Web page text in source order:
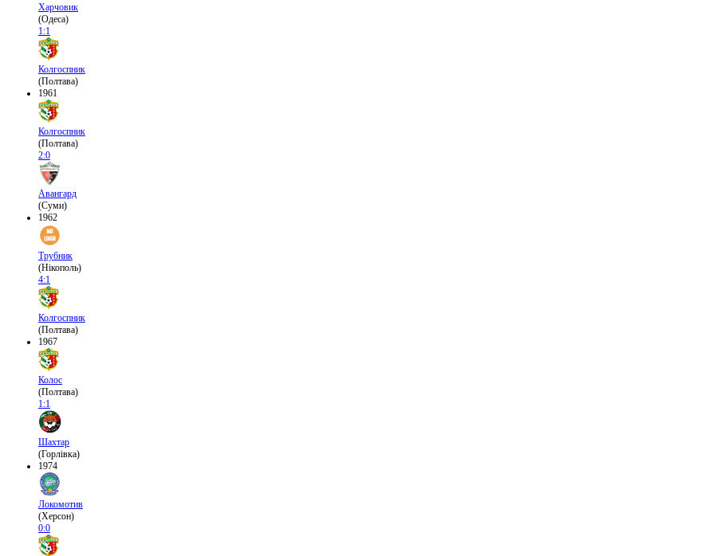
Харчовик
(Одеса)
1:1
Колгоспник
(Полтава)
1961
Колгоспник
(Полтава)
2:0
Авангард
(Суми)
1962
Трубник
(Нікополь)
4:1
Колгоспник
(Полтава)
1967
Колос
(Полтава)
1:1
Шахтар
(Горлівка)
1974
Локомотив
(Херсон)
0:0